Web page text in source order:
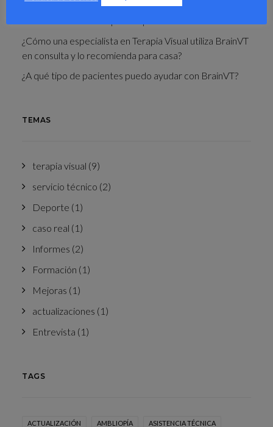
¿Cómo una especialista en Terapia Visual utiliza BrainVT
en consulta y lo recomienda para casa?
¿A qué tipo de pacientes puedo ayudar con BrainVT?
TEMAS
terapia visual (9)
servicio técnico (2)
Deporte (1)
caso real (1)
Informes (2)
Formación (1)
Mejoras (1)
actualizaciones (1)
Entrevista (1)
TAGS
ACTUALIZACIÓN AMBLIOPÍA ASISTENCIA TÉCNICA